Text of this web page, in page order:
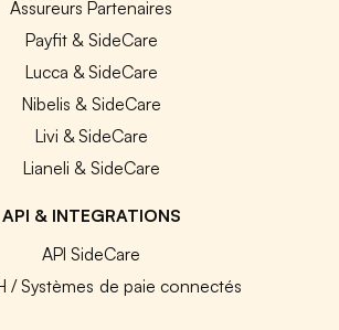
Assureurs Partenaires
Payfit & SideCare
Lucca & SideCare
Nibelis & SideCare
Livi & SideCare
Lianeli & SideCare
API & INTEGRATIONS
API SideCare
/ Systèmes de paie connectés